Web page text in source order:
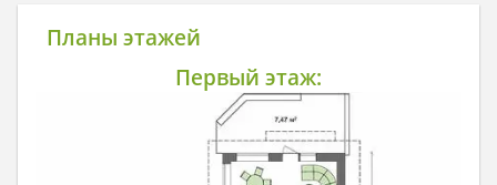
Планы этажей
Первый этаж: